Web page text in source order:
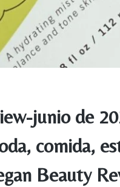
junio de
comida,
Beauty